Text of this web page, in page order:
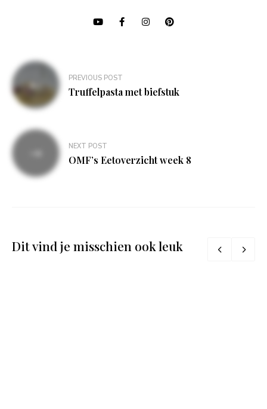
Bericht
navigatie
PREVIOUS POST
Truffelpasta met biefstuk
NEXT POST
OMF’s Eetoverzicht week 8
Dit vind je misschien ook leuk